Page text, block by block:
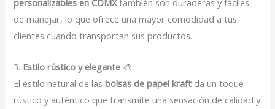
personalizables en CDMXtambién son duraderas y fáciles
de manejar, lo que ofrece una mayor comodidad a tus
clientes cuando transportan sus productos.
3. Estilo rústico y elegante 🎨
El estilo natural de lasbolsas de papel kraft da un toque
rústico y auténtico que transmite una sensación de calidad y